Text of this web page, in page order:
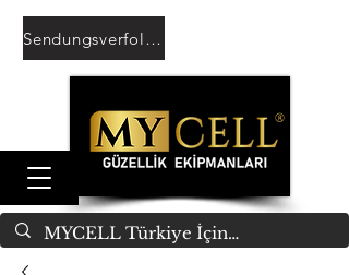
Sendungsverfolgung